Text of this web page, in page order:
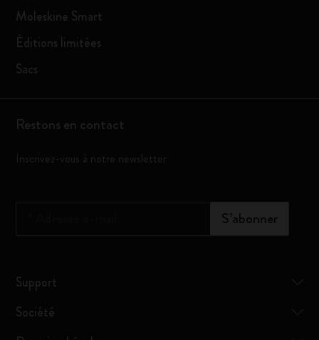
Moleskine Smart
Éditions limitées
Sacs
Restons en contact
Inscrivez-vous à notre newsletter
S’abonner
Support
Société